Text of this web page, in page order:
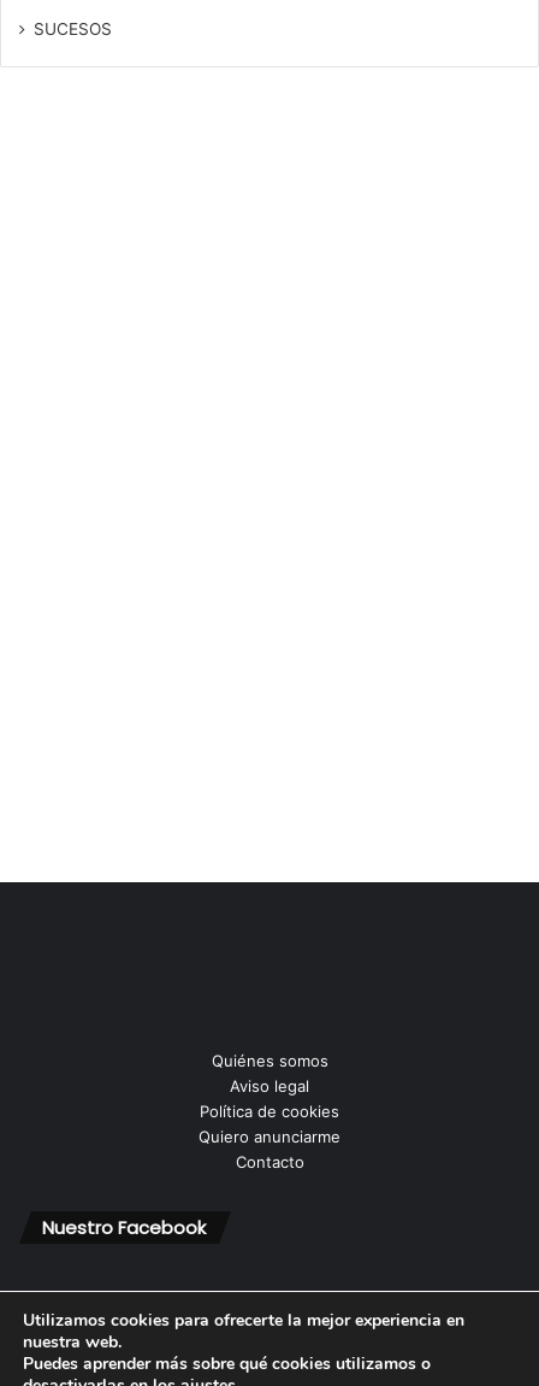
SUCESOS
Quiénes somos
Aviso legal
Política de cookies
Quiero anunciarme
Contacto
Nuestro Facebook
© Copyright 2026, Todos los derechos reservados |
Utilizamos cookies para ofrecerte la mejor experiencia en
nuestra web.
Puedes aprender más sobre qué cookies utilizamos o